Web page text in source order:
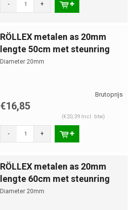
- +
RÖLLEX metalen as 20mm
lengte 50cm met steunring
Diameter 20mm
€16,85
(€20,39 Incl. btw)
- +
RÖLLEX metalen as 20mm
lengte 60cm met steunring
Diameter 20mm